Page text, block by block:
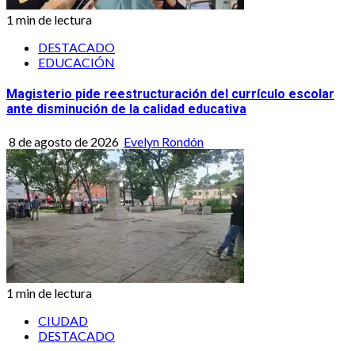
1 min de lectura
DESTACADO
EDUCACIÓN
Magisterio pide reestructuración del currículo escolar
ante disminución de la calidad educativa
8 de agosto de 2026 Evelyn Rondón
1 min de lectura
CIUDAD
DESTACADO